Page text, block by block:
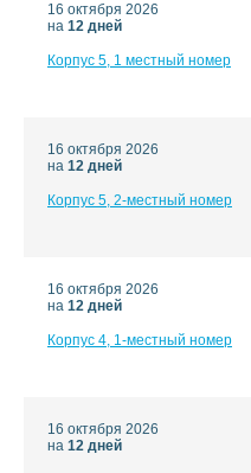
16 октября 2026
на 12 дней
Корпус 5, 1 местный номер
16 октября 2026
на 12 дней
Корпус 5, 2-местный номер
16 октября 2026
на 12 дней
Корпус 4, 1-местный номер
16 октября 2026
на 12 дней